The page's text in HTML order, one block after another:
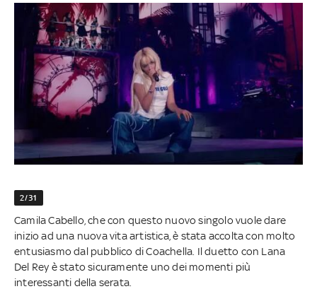
2/31
Camila Cabello, che con questo nuovo singolo vuole dare
inizio ad una nuova vita artistica, è stata accolta con molto
entusiasmo dal pubblico di Coachella. Il duetto con Lana
Del Rey è stato sicuramente uno dei momenti più
interessanti della serata.